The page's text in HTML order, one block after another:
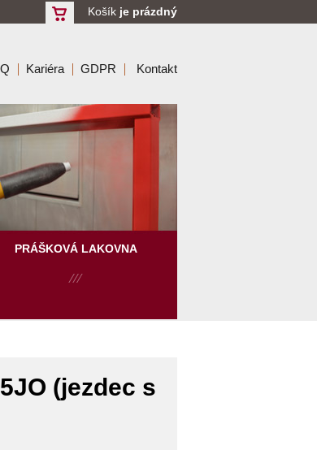
Kariéra GDPR Kontakt
Košík je prázdný
PRÁŠKOVÁ LAKOVNA
(jezdec s